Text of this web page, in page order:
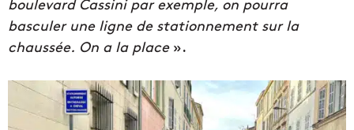
basculer une ligne de stationnement sur la
chaussée. On a la place».